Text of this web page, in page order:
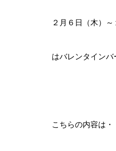
２月６日（木）～
はバレンタイン
こちらの内容は・